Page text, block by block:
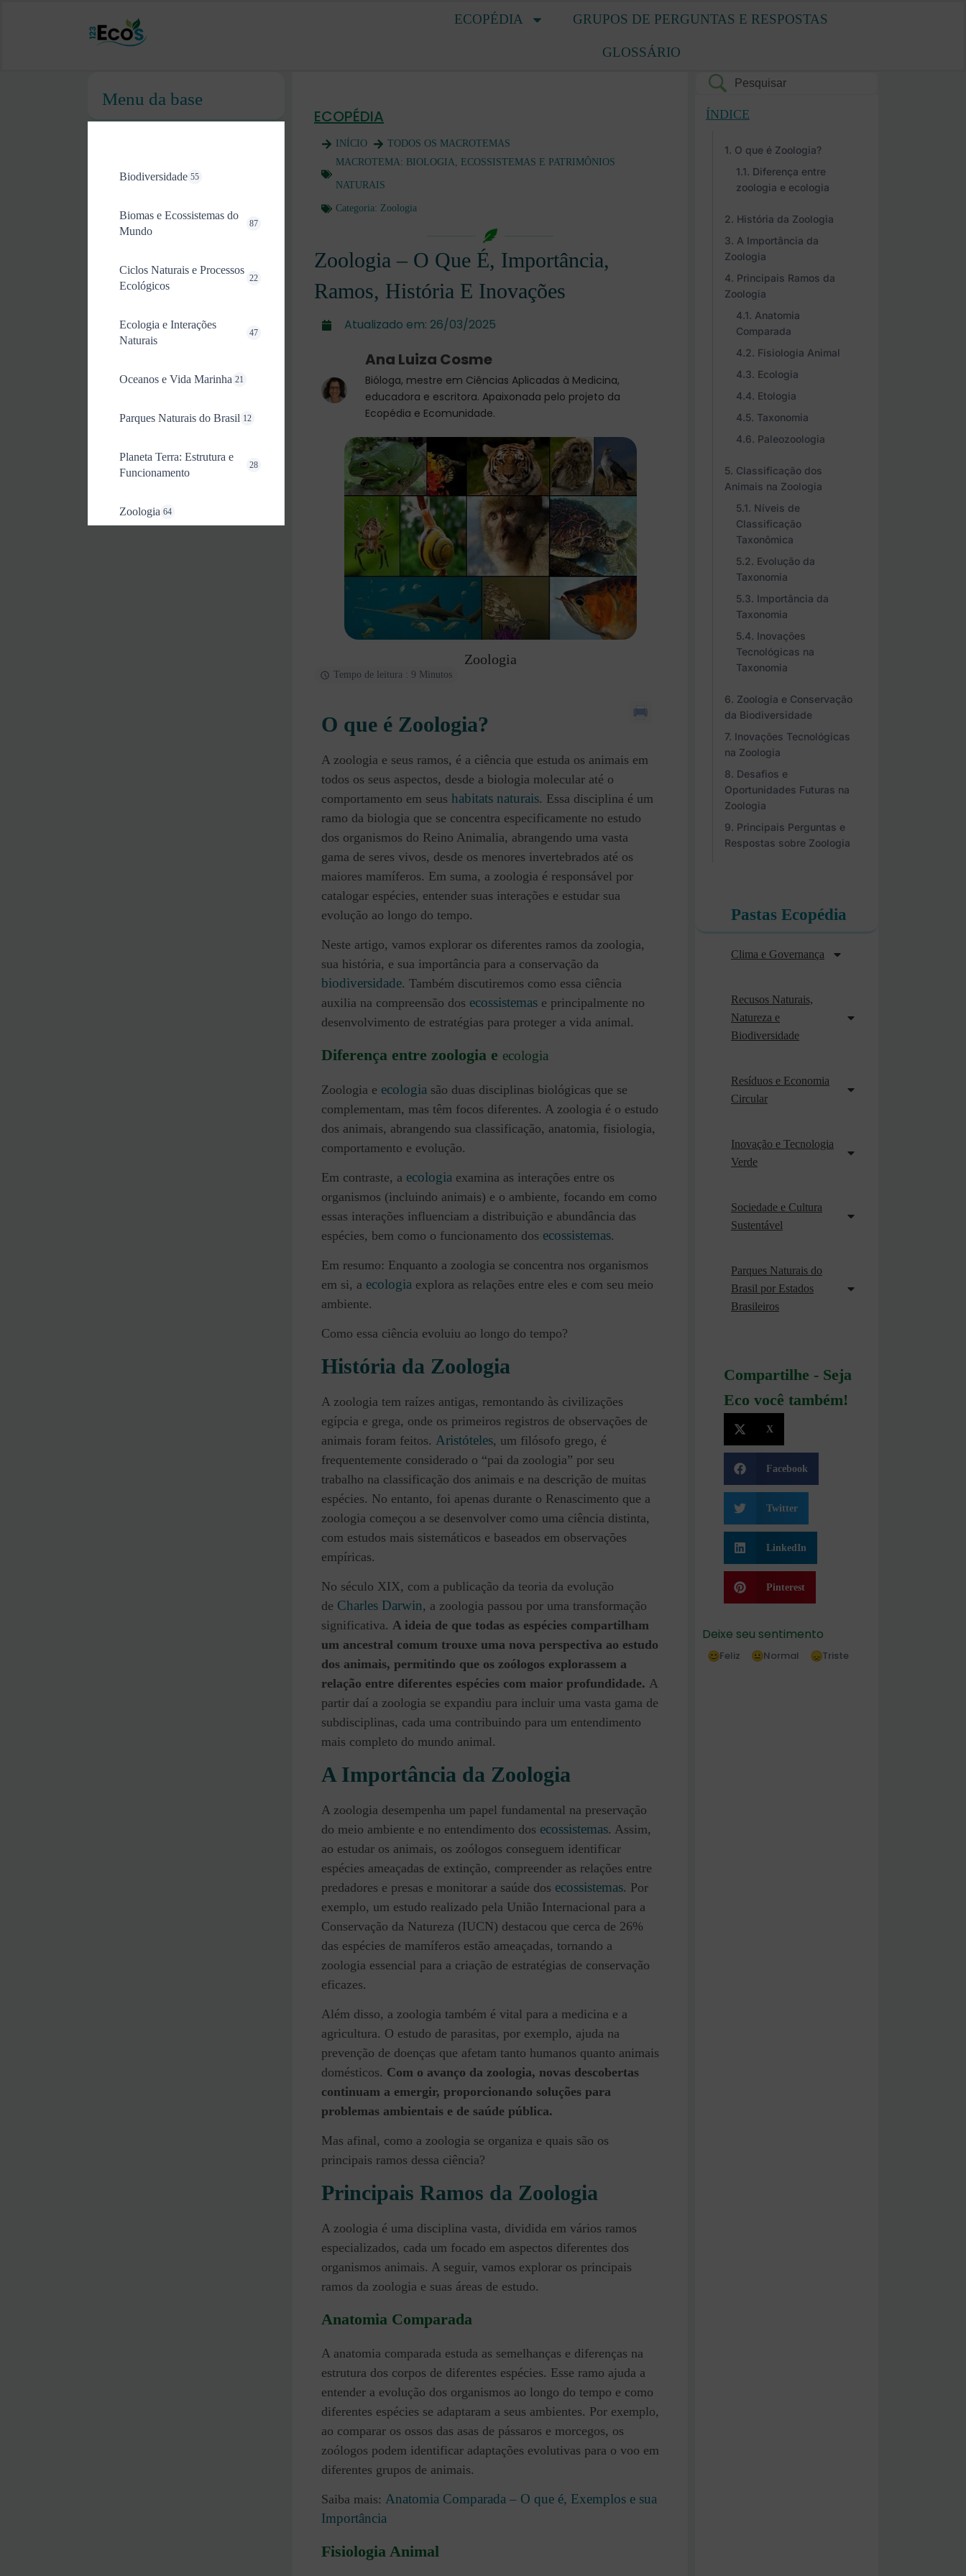
ECOPÉDIA GRUPOS DE PERGUNTAS E RESPOSTAS
GLOSSÁRIO
Menu da base
Biodiversidade 55
Biomas e Ecossistemas do
Mundo
87
Ciclos Naturais e Processos
Ecológicos
22
Ecologia e Interações
Naturais
47
Oceanos e Vida Marinha 21
Parques Naturais do Brasil 12
Planeta Terra: Estrutura e
Funcionamento
28
Zoologia 64
ECOPÉDIA
INÍCIO
TODOS OS MACROTEMAS
MACROTEMA: BIOLOGIA, ECOSSISTEMAS E PATRIMÔNIOS
NATURAIS
Categoria: Zoologia
Zoologia – O Que É, Importância,
Ramos, História E Inovações
Atualizado em: 26/03/2025
Ana Luiza Cosme
Bióloga, mestre em Ciências Aplicadas à Medicina,
educadora e escritora. Apaixonada pelo projeto da
Ecopédia e Ecomunidade.
Zoologia
Tempo de leitura : 9 Minutos
O que é Zoologia?
A zoologia e seus ramos, é a ciência que estuda os animais em
todos os seus aspectos, desde a biologia molecular até o
comportamento em seus habitats naturais. Essa disciplina é um
ramo da biologia que se concentra especificamente no estudo
dos organismos do Reino Animalia, abrangendo uma vasta
gama de seres vivos, desde os menores invertebrados até os
maiores mamíferos. Em suma, a zoologia é responsável por
catalogar espécies, entender suas interações e estudar sua
evolução ao longo do tempo.
Neste artigo, vamos explorar os diferentes ramos da zoologia,
sua história, e sua importância para a conservação da
biodiversidade. Também discutiremos como essa ciência
auxilia na compreensão dos ecossistemas e principalmente no
desenvolvimento de estratégias para proteger a vida animal.
Diferença entre zoologia e ecologia
Zoologia e ecologia são duas disciplinas biológicas que se
complementam, mas têm focos diferentes. A zoologia é o estudo
dos animais, abrangendo sua classificação, anatomia, fisiologia,
comportamento e evolução.
Em contraste, a ecologia examina as interações entre os
organismos (incluindo animais) e o ambiente, focando em como
essas interações influenciam a distribuição e abundância das
espécies, bem como o funcionamento dos ecossistemas.
Em resumo: Enquanto a zoologia se concentra nos organismos
em si, a ecologia explora as relações entre eles e com seu meio
ambiente.
Como essa ciência evoluiu ao longo do tempo?
História da Zoologia
A zoologia tem raízes antigas, remontando às civilizações
egípcia e grega, onde os primeiros registros de observações de
animais foram feitos. Aristóteles, um filósofo grego, é
frequentemente considerado o “pai da zoologia” por seu
trabalho na classificação dos animais e na descrição de muitas
espécies. No entanto, foi apenas durante o Renascimento que a
zoologia começou a se desenvolver como uma ciência distinta,
com estudos mais sistemáticos e baseados em observações
empíricas.
No século XIX, com a publicação da teoria da evolução
de Charles Darwin, a zoologia passou por uma transformação
significativa. A ideia de que todas as espécies compartilham
um ancestral comum trouxe uma nova perspectiva ao estudo
dos animais, permitindo que os zoólogos explorassem a
relação entre diferentes espécies com maior profundidade. A
partir daí a zoologia se expandiu para incluir uma vasta gama de
subdisciplinas, cada uma contribuindo para um entendimento
mais completo do mundo animal.
A Importância da Zoologia
A zoologia desempenha um papel fundamental na preservação
do meio ambiente e no entendimento dos ecossistemas. Assim,
ao estudar os animais, os zoólogos conseguem identificar
espécies ameaçadas de extinção, compreender as relações entre
predadores e presas e monitorar a saúde dos ecossistemas. Por
exemplo, um estudo realizado pela União Internacional para a
Conservação da Natureza (IUCN) destacou que cerca de 26%
das espécies de mamíferos estão ameaçadas, tornando a
zoologia essencial para a criação de estratégias de conservação
eficazes.
Além disso, a zoologia também é vital para a medicina e a
agricultura. O estudo de parasitas, por exemplo, ajuda na
prevenção de doenças que afetam tanto humanos quanto animais
domésticos. Com o avanço da zoologia, novas descobertas
continuam a emergir, proporcionando soluções para
problemas ambientais e de saúde pública.
Mas afinal, como a zoologia se organiza e quais são os
principais ramos dessa ciência?
Principais Ramos da Zoologia
A zoologia é uma disciplina vasta, dividida em vários ramos
especializados, cada um focado em aspectos diferentes dos
organismos animais. A seguir, vamos explorar os principais
ramos da zoologia e suas áreas de estudo.
Anatomia Comparada
A anatomia comparada estuda as semelhanças e diferenças na
estrutura dos corpos de diferentes espécies. Esse ramo ajuda a
entender a evolução dos organismos ao longo do tempo e como
diferentes espécies se adaptaram a seus ambientes. Por exemplo,
ao comparar os ossos das asas de pássaros e morcegos, os
zoólogos podem identificar adaptações evolutivas para o voo em
diferentes grupos de animais.
Saiba mais: Anatomia Comparada – O que é, Exemplos e sua
Importância
Fisiologia Animal
ÍNDICE
O que é Zoologia?
Diferença entre
zoologia e ecologia
História da Zoologia
A Importância da
Zoologia
Principais Ramos da
Zoologia
Anatomia
Comparada
Fisiologia Animal
Ecologia
Etologia
Taxonomia
Paleozoologia
Classificação dos
Animais na Zoologia
Níveis de
Classificação
Taxonômica
Evolução da
Taxonomia
Importância da
Taxonomia
Inovações
Tecnológicas na
Taxonomia
Zoologia e Conservação
da Biodiversidade
Inovações Tecnológicas
na Zoologia
Desafios e
Oportunidades Futuras na
Zoologia
Principais Perguntas e
Respostas sobre Zoologia
Pastas Ecopédia
Clima e Governança
Recusos Naturais,
Natureza e
Biodiversidade
Resíduos e Economia
Circular
Inovação e Tecnologia
Verde
Sociedade e Cultura
Sustentável
Parques Naturais do
Brasil por Estados
Brasileiros
Compartilhe - Seja
Eco você também!
X
Facebook
Twitter
LinkedIn
Pinterest
Deixe seu sentimento
Feliz Normal Triste